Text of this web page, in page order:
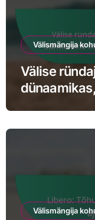
Välismängija
Välise
Välismängija